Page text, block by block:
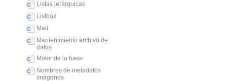
Listas jerárquicas
Listbox
Mail
Mantenimiento archivo de
datos
Motor de la base
Nombres de metadatos
imágenes